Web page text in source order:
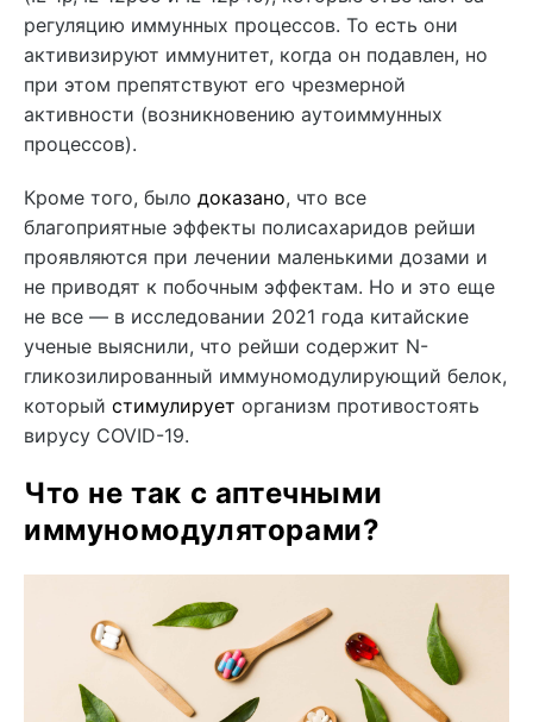
регуляцию иммунных процессов. То есть они
активизируют иммунитет, когда он подавлен, но
при этом препятствуют его чрезмерной
активности (возникновению аутоиммунных
процессов).
Кроме того, было доказано, что все
благоприятные эффекты полисахаридов рейши
проявляются при лечении маленькими дозами и
не приводят к побочным эффектам. Но и это еще
не все — в исследовании 2021 года китайские
ученые выяснили, что рейши содержит N-
гликозилированный иммуномодулирующий белок,
который стимулирует организм противостоять
вирусу COVID-19.
Что не так с аптечными
иммуномодуляторами?